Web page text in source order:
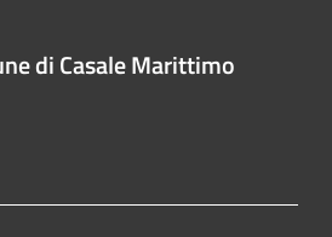
di Casale Marittimo